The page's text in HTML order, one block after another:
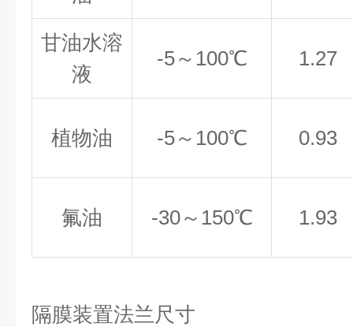
甘油水溶
液
-5～100℃ 1.27
植物油 -5～100℃ 0.93
氟油 -30～150℃ 1.93
隔膜装置法兰尺寸